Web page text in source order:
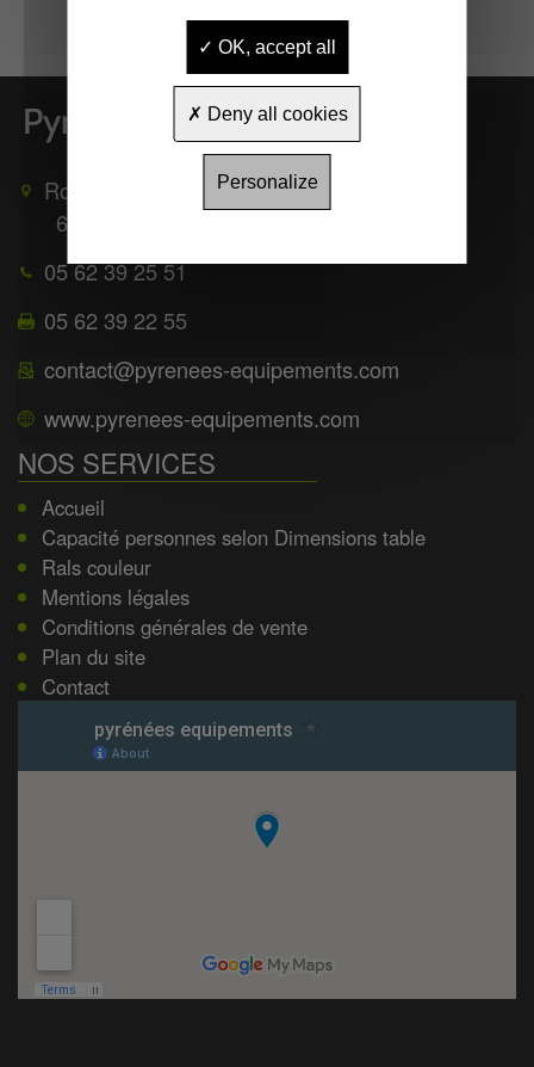
Route de Mauléon
65370
05 62 39 25 51
05 62 39 22 55
contact@pyrenees-equipements.com
www.pyrenees-equipements.com
NOS SERVICES
Accueil
Capacité personnes selon Dimensions table
Rals couleur
Mentions légales
Conditions générales de vente
Plan du site
Contact
OK, accept all
Deny all cookies
Personalize